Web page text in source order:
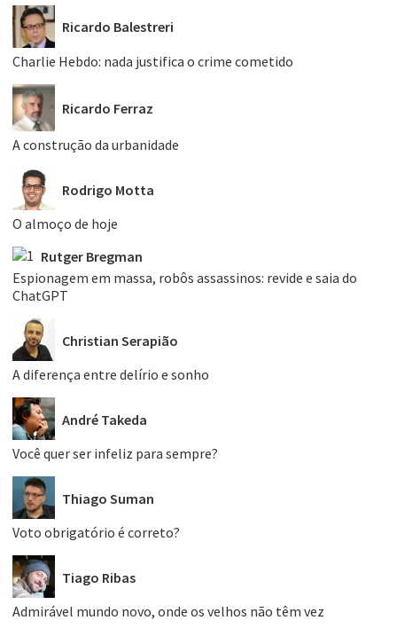
Ricardo Balestreri
Charlie Hebdo: nada justifica o crime cometido
Ricardo Ferraz
A construção da urbanidade
Rodrigo Motta
O almoço de hoje
Rutger Bregman
Espionagem em massa, robôs assassinos: revide e saia do
ChatGPT
Christian Serapião
A diferença entre delírio e sonho
André Takeda
Você quer ser infeliz para sempre?
Thiago Suman
Voto obrigatório é correto?
Tiago Ribas
Admirável mundo novo, onde os velhos não têm vez